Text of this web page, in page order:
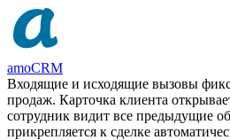
amoCRM
Входящие и исходящие вызовы
продаж. Карточка клиента
сотрудник видит все предыдущие
прикрепляется к сделке